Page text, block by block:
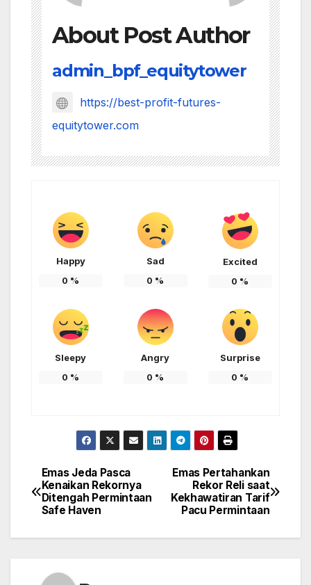
About Post Author
admin_bpf_equitytower
https://best-profit-futures-
equitytower.com
Happy
0 %
Sad
0 %
Excited
0 %
Sleepy
0 %
Angry
0 %
Surprise
0 %
Post
navigation
Emas Pertahankan
Rekor Reli saat
Kekhawatiran Tarif
Pacu Permintaan
Emas Jeda Pasca
Kenaikan Rekornya
Ditengah Permintaan
Safe Haven